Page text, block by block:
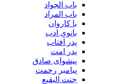
باب الجواد
باب المراد
با کاروان
بانوی ادب
پدر آفتاب
پدر امت
پیشوای صادق
پیامبر رحمت
جنت البقیع